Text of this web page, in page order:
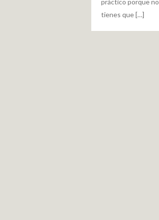
práctico porque no
tienes que […]